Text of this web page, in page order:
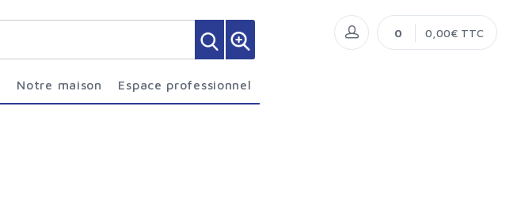
Notre maison Espace professionnel
0 0,00€ TTC